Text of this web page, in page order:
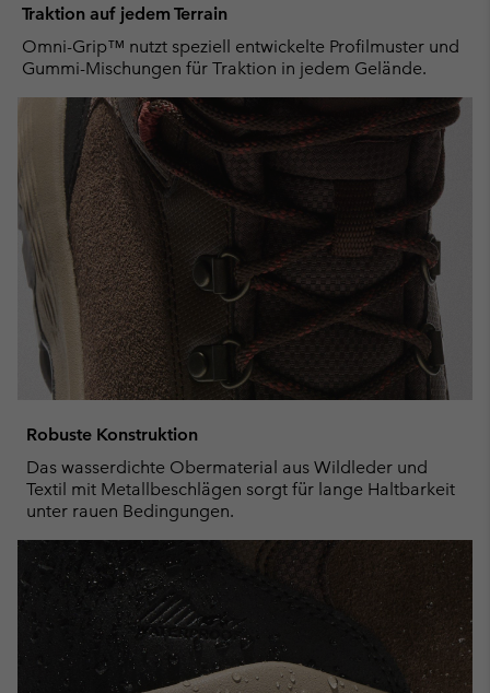
Traktion auf jedem Terrain
Omni-Grip™ nutzt speziell entwickelte Profilmuster und
Gummi-Mischungen für Traktion in jedem Gelände.
Robuste Konstruktion
Das wasserdichte Obermaterial aus Wildleder und
Textil mit Metallbeschlägen sorgt für lange Haltbarkeit
unter rauen Bedingungen.